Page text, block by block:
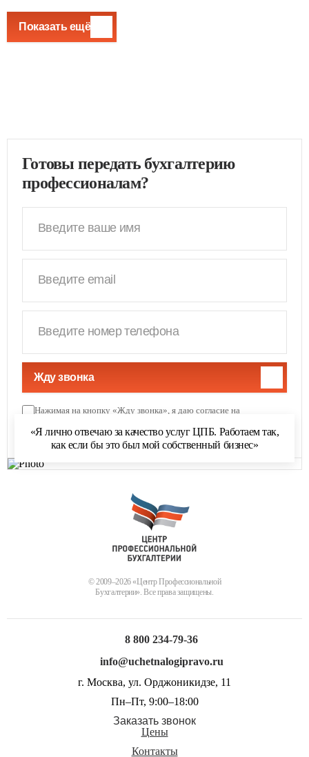
Показать ещё
Готовы передать бухгалтерию
профессионалам?
Жду звонка
Нажимая на кнопку «Жду звонка», я даю согласие на
политикой обработки персональных данных
«Я лично отвечаю за качество услуг ЦПБ. Работаем так,
как если бы это был мой собственный бизнес»
© 2009–2026 «Центр Профессиональной
Бухгалтерии». Все права защищены.
Цены
Контакты
8 800 234-79-36
info@uchetnalogipravo.ru
г. Москва, ул. Орджоникидзе, 11
Пн–Пт, 9:00–18:00
Заказать звонок